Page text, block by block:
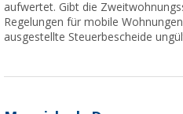
aufwertet. Gibt die
Regelungen für mobile
ausgestellte Steuerbescheide